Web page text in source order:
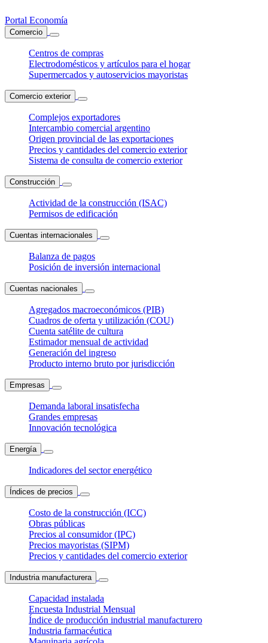
Portal Economía
Comercio
Centros de compras
Electrodomésticos y artículos para el hogar
Supermercados y autoservicios mayoristas
Comercio exterior
Complejos exportadores
Intercambio comercial argentino
Origen provincial de las exportaciones
Precios y cantidades del comercio exterior
Sistema de consulta de comercio exterior
Construcción
Actividad de la construcción (ISAC)
Permisos de edificación
Cuentas internacionales
Balanza de pagos
Posición de inversión internacional
Cuentas nacionales
Agregados macroeconómicos (PIB)
Cuadros de oferta y utilización (COU)
Cuenta satélite de cultura
Estimador mensual de actividad
Generación del ingreso
Producto interno bruto por jurisdicción
Empresas
Demanda laboral insatisfecha
Grandes empresas
Innovación tecnológica
Energía
Indicadores del sector energético
Índices de precios
Costo de la construcción (ICC)
Obras públicas
Precios al consumidor (IPC)
Precios mayoristas (SIPM)
Precios y cantidades del comercio exterior
Industria manufacturera
Capacidad instalada
Encuesta Industrial Mensual
Índice de producción industrial manufacturero
Industria farmacéutica